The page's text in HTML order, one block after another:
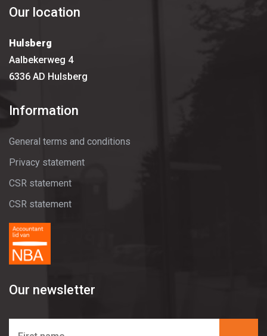
Our location
Hulsberg
Aalbekerweg 4
6336 AD Hulsberg
Information
General terms and conditions
Privacy statement
CSR statement
CSR statement
Our newsletter